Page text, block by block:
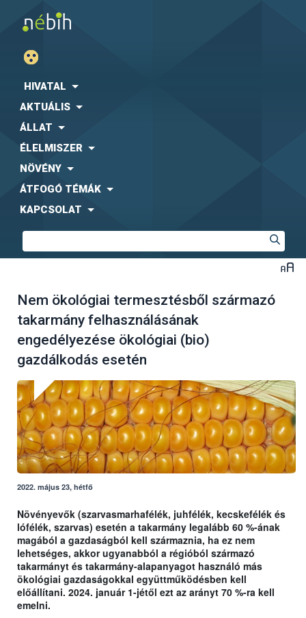
HIVATAL
AKTUÁLIS
ÁLLAT
ÉLELMISZER
NÖVÉNY
ÁTFOGÓ TÉMÁK
KAPCSOLAT
Nem ökológiai termesztésből származó
takarmány felhasználásának
engedélyezése ökológiai (bio)
gazdálkodás esetén
2022. május 23, hétfő
Növényevők (szarvasmarhafélék, juhfélék, kecskefélék és
lófélék, szarvas) esetén a takarmány legalább 60 %-ának
magából a gazdaságból kell származnia, ha ez nem
lehetséges, akkor ugyanabból a régióból származó
takarmányt és takarmány-alapanyagot használó más
ökológiai gazdaságokkal együttműködésben kell
előállítani. 2024. január 1-jétől ezt az arányt 70 %-ra kell
emelni.